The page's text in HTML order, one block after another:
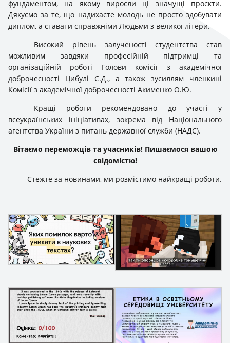
фундаментом, на якому виросли ці значущі проєкти.
Дякуємо за те, що надихаєте молодь не просто здобувати
диплом, а ставати справжніми Людьми з великої літери.
Високий рівень залученості студентства став
можливим завдяки професійній підтримці та
організаційній роботі Голови комісії з академічної
доброчесності Цибулі С.Д., а також зусиллям членкині
Комісії з академічної доброчесності Акименко О.Ю.
Кращі роботи рекомендовано до участі у
всеукраїнських ініціативах, зокрема від Національного
агентства України з питань державної служби (НАДС).
Вітаємо переможців та учасників! Пишаємося вашою
свідомістю!
Стежте за новинами, ми розмістимо найкращі роботи.